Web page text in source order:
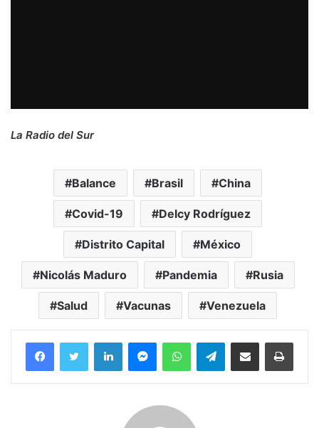
La Radio del Sur
Balance Brasil China
Covid-19 Delcy Rodríguez
Distrito Capital México
Nicolás Maduro Pandemia Rusia
Salud Vacunas Venezuela
FacebookTwitter LinkedInMessengerWhatsAppTelegramCompartir por correo electrónico